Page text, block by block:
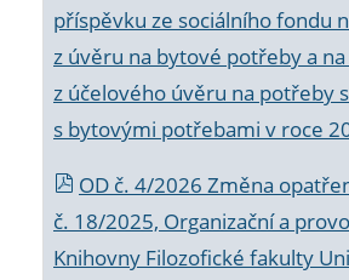
příspěvku ze sociálního fondu
z úvěru na bytové potřeby a
z účelového úvěru na potřeby
s bytovými potřebami v roce
OD č. 4/2026 Změna
č. 18/2025, Organizační a
Knihovny Filozofické fakulty